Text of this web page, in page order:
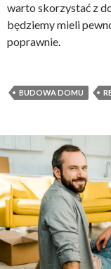
warto skorzystać z
będziemy mieli
poprawnie.
BUDOWA DOMU